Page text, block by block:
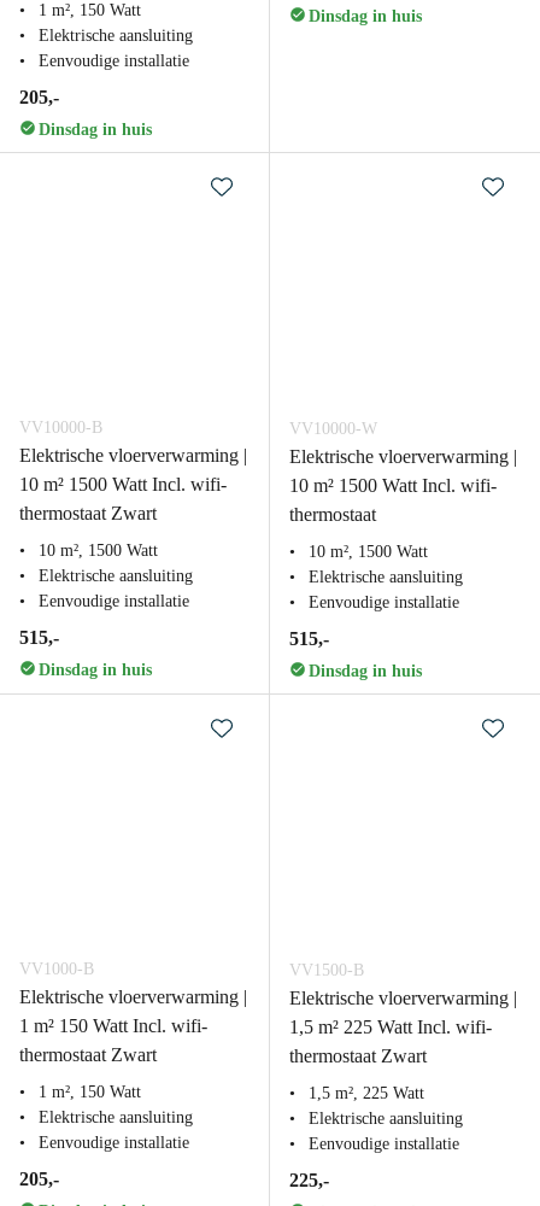
1 m², 150 Watt
Elektrische aansluiting
Eenvoudige installatie
205,-
Dinsdag in huis
Dinsdag in huis
VV10000-B
Elektrische vloerverwarming |
10 m² 1500 Watt Incl. wifi-
thermostaat Zwart
10 m², 1500 Watt
Elektrische aansluiting
Eenvoudige installatie
515,-
Dinsdag in huis
VV10000-W
Elektrische vloerverwarming |
10 m² 1500 Watt Incl. wifi-
thermostaat
10 m², 1500 Watt
Elektrische aansluiting
Eenvoudige installatie
515,-
Dinsdag in huis
VV1000-B
Elektrische vloerverwarming |
1 m² 150 Watt Incl. wifi-
thermostaat Zwart
1 m², 150 Watt
Elektrische aansluiting
Eenvoudige installatie
205,-
VV1500-B
Elektrische vloerverwarming |
1,5 m² 225 Watt Incl. wifi-
thermostaat Zwart
1,5 m², 225 Watt
Elektrische aansluiting
Eenvoudige installatie
225,-